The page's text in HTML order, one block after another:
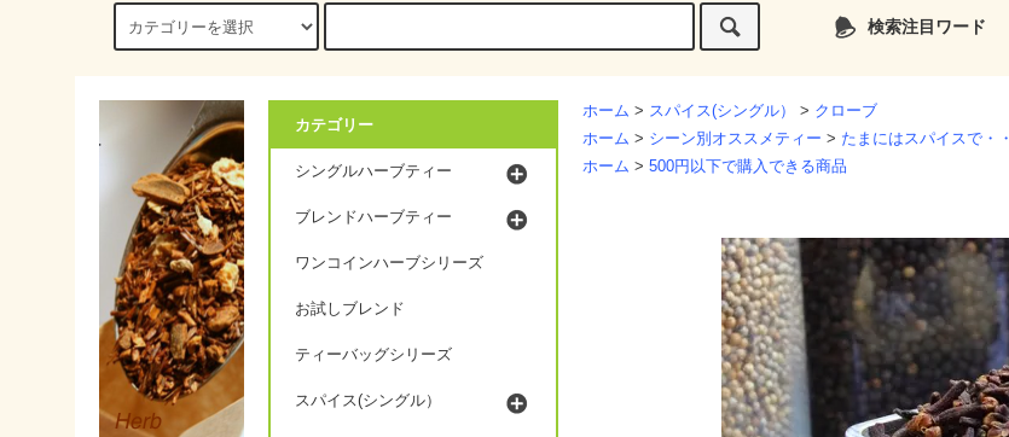
検索注目ワード
ホーム > スパイス(シングル） > クローブ
ホーム > シーン別オススメティー > たまにはスパイスで・・
ホーム > 500円以下で購入できる商品
カテゴリー
シングルハーブティー
ブレンドハーブティー
ワンコインハーブシリーズ
お試しブレンド
ティーバッグシリーズ
スパイス(シングル）